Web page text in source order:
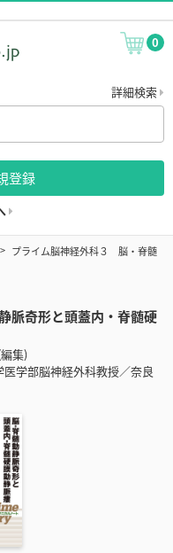
0
詳細検索
登録
プライム脳神経外科３ 脳・脊髄
脈奇形と頭蓋内・脊髄硬
集)
学部脳神経外科教授／奈良